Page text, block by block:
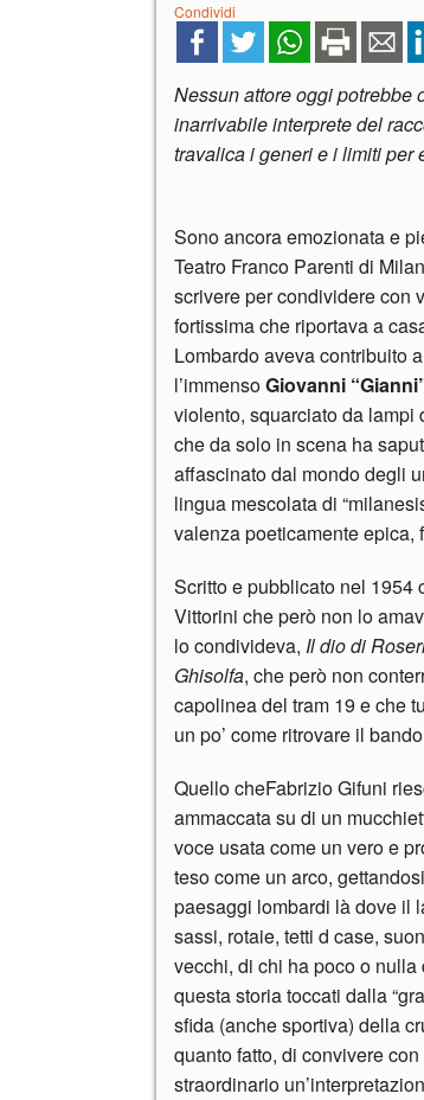
Condividi
Nessun attore oggi potrebbe
inarrivabile interprete del
travalica i generi e i limiti per
Sono ancora emozionata e
Teatro Franco Parenti di
scrivere per condividere con
fortissima che riportava a
Lombardo aveva contribuito
l’immensoGiovanni
violento, squarciato da lampi
che da solo in scena ha
affascinato dal mondo degli
lingua mescolata di
valenza poeticamente epica,
Scritto e pubblicato nel 1954
Vittorini che però non lo
lo condivideva, Il dio di
Ghisolfa, che però non
capolinea del tram 19 e che
un po’ come ritrovare il
Quello cheFabrizio Gifuni
ammaccata su di un
voce usata come un vero e
teso come un arco,
paesaggi lombardi là dove il
sassi, rotaie, tetti d case,
vecchi, di chi ha poco o
questa storia toccati dalla
sfida (anche sportiva) della
quanto fatto, di convivere
straordinario